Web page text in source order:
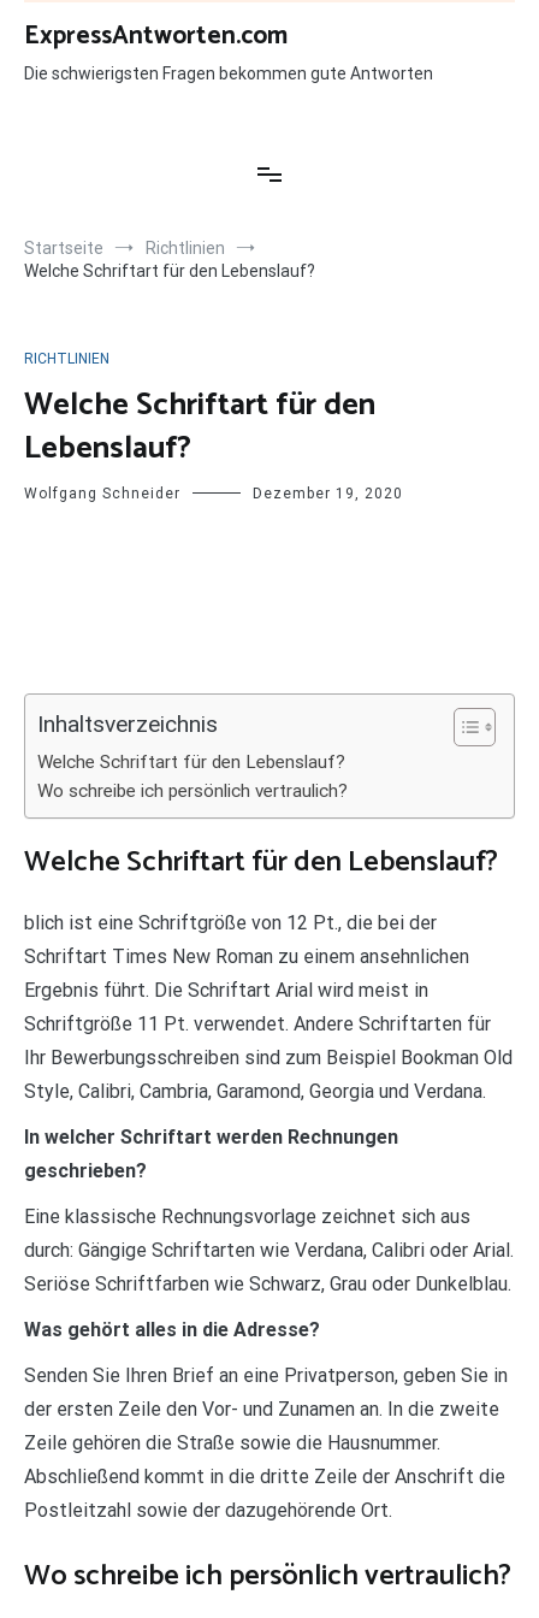
Zum
Inhalt
springen
ExpressAntworten.com
Die schwierigsten Fragen bekommen gute Antworten
Startseite
Richtlinien
Welche Schriftart für den Lebenslauf?
RICHTLINIEN
Welche Schriftart für den
Lebenslauf?
Wolfgang Schneider Dezember 19, 2020
Inhaltsverzeichnis
Welche Schriftart für den Lebenslauf?
Wo schreibe ich persönlich vertraulich?
Welche Schriftart für den Lebenslauf?
blich ist eine Schriftgröße von 12 Pt., die bei der
Schriftart Times New Roman zu einem ansehnlichen
Ergebnis führt. Die Schriftart Arial wird meist in
Schriftgröße 11 Pt. verwendet. Andere Schriftarten für
Ihr Bewerbungsschreiben sind zum Beispiel Bookman Old
Style, Calibri, Cambria, Garamond, Georgia und Verdana.
In welcher Schriftart werden Rechnungen
geschrieben?
Eine klassische Rechnungsvorlage zeichnet sich aus
durch: Gängige Schriftarten wie Verdana, Calibri oder Arial.
Seriöse Schriftfarben wie Schwarz, Grau oder Dunkelblau.
Was gehört alles in die Adresse?
Senden Sie Ihren Brief an eine Privatperson, geben Sie in
der ersten Zeile den Vor- und Zunamen an. In die zweite
Zeile gehören die Straße sowie die Hausnummer.
Abschließend kommt in die dritte Zeile der Anschrift die
Postleitzahl sowie der dazugehörende Ort.
Wo schreibe ich persönlich vertraulich?